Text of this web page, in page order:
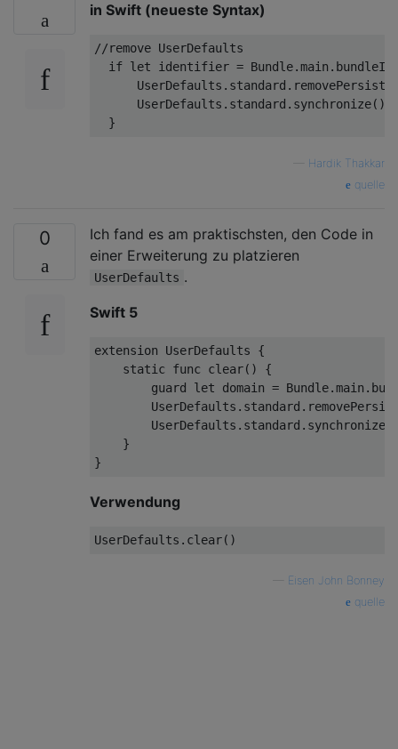
in Swift (neueste Syntax)
//remove UserDefaults
if let identifier =
      UserDefaults.standard.synchronize()
Hardik Thakkar
quelle
0
Ich fand es am praktischsten, den Code in
einer Erweiterung zu platzieren
UserDefaults .
Swift 5
extension UserDefaults
{
static
func clear()
{
guard
let domain = Bundle
UserDefaults
UserDefaults
    }
Verwendung
UserDefaults .clear
Eisen John Bonney
quelle